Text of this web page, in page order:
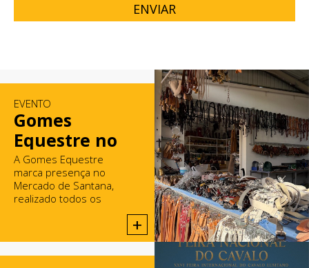
ENVIAR
EVENTO
Gomes
Equestre no
Mercado de
Santana
A Gomes Equestre
marca presença no
Mercado de Santana,
realizado todos os
+